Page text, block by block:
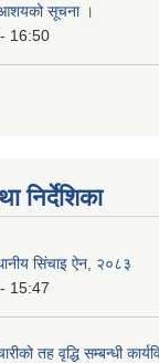
आशयको सूचना ।
16:50
निर्देशिका
सिंचाइ ऐन, २०८३
15:47
तह वृद्धि सम्बन्धी